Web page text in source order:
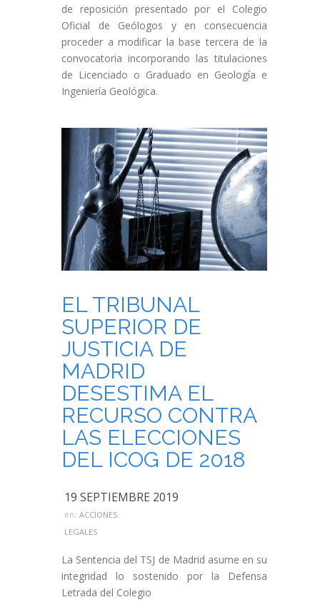
de reposición presentado por el Colegio
Oficial de Geólogos y en consecuencia
proceder a modificar la base tercera de la
convocatoria incorporando las titulaciones
de Licenciado o Graduado en Geología e
Ingeniería Geológica.
EL TRIBUNAL
SUPERIOR DE
JUSTICIA DE
MADRID
DESESTIMA EL
RECURSO CONTRA
LAS ELECCIONES
DEL ICOG DE 2018
19 SEPTIEMBRE 2019
en: ACCIONES
LEGALES
La Sentencia del TSJ de Madrid asume en su
integridad lo sostenido por la Defensa
Letrada del Colegio